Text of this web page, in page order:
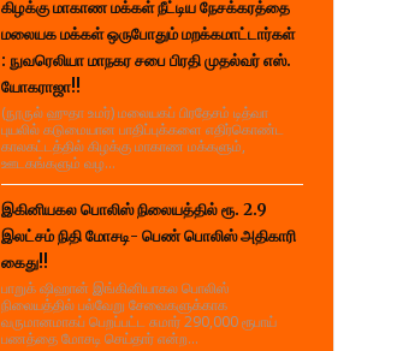
கிழக்கு மாகாண மக்கள் நீட்டிய நேசக்கரத்தை
மலையக மக்கள் ஒருபோதும் மறக்கமாட்டார்கள்
: நுவரெலியா மாநகர சபை பிரதி முதல்வர் எஸ்.
யோகராஜா!!
(நூருல் ஹுதா உமர்) மலையகப் பிரதேசம் டித்வா
புயலில் கடுமையான பாதிப்புக்களை எதிர்கொண்ட
காலகட்டத்தில் கிழக்கு மாகாண மக்களும்,
ஊடகங்களும் வழ...
இகினியகல பொலிஸ் நிலையத்தில் ரூ. 2.9
இலட்சம் நிதி மோசடி- பெண் பொலிஸ் அதிகாரி
கைது!!
பாறுக் ஷிஹான் இங்கினியாகல பொலிஸ்
நிலையத்தில் பல்வேறு சேவைகளுக்காக
வருமானமாகப் பெறப்பட்ட சுமார் 290,000 ரூபாய்
பணத்தை மோசடி செய்தார் என்ற...